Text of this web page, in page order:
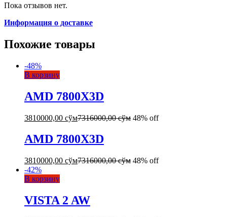
Пока отзывов нет.
Информация о доставке
Похожие товары
-48%
В корзину
AMD 7800X3D
3810000,00 сўм7316000,00сўм 48% off
AMD 7800X3D
3810000,00 сўм7316000,00сўм 48% off
-42%
В корзину
VISTA 2 AW